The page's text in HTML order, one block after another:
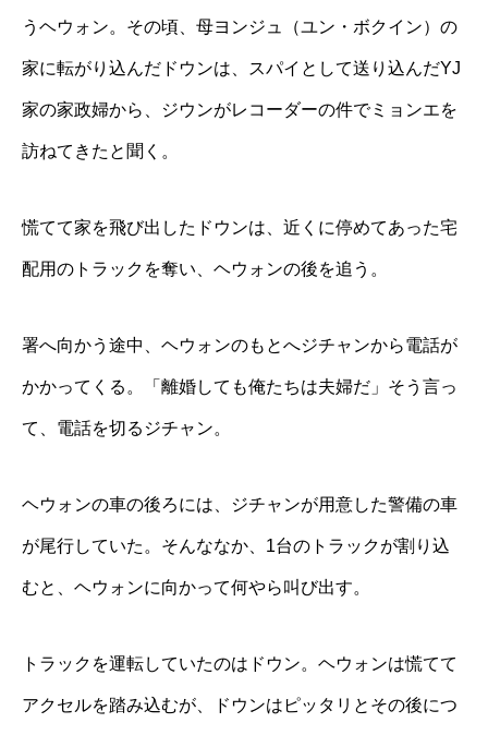
うヘウォン。その頃、母ヨンジュ（ユン・ボクイン）の
家に転がり込んだドウンは、スパイとして送り込んだYJ
家の家政婦から、ジウンがレコーダーの件でミョンエを
訪ねてきたと聞く。
慌てて家を飛び出したドウンは、近くに停めてあった宅
配用のトラックを奪い、ヘウォンの後を追う。
署へ向かう途中、ヘウォンのもとへジチャンから電話が
かかってくる。「離婚しても俺たちは夫婦だ」そう言っ
て、電話を切るジチャン。
ヘウォンの車の後ろには、ジチャンが用意した警備の車
が尾行していた。そんななか、1台のトラックが割り込
むと、ヘウォンに向かって何やら叫び出す。
トラックを運転していたのはドウン。ヘウォンは慌てて
アクセルを踏み込むが、ドウンはピッタリとその後につ